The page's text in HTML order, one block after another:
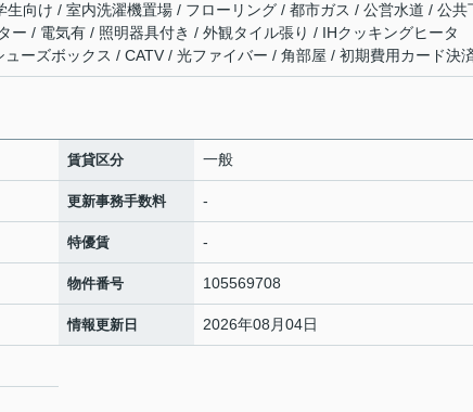
向け / 室内洗濯機置場 / フローリング / 都市ガス / 公営水道 / 公共
ー / 電気有 / 照明器具付き / 外観タイル張り / IHクッキングヒータ
ーズボックス / CATV / 光ファイバー / 角部屋 / 初期費用カード決
賃貸区分 一般
更新事務手数料 -
特優賃 -
物件番号 105569708
情報更新日 2026年08月04日